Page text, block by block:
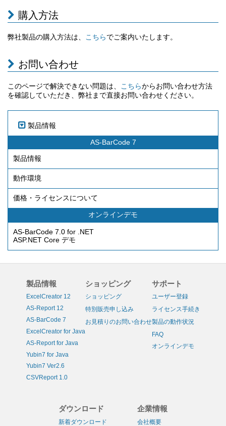
購入方法
弊社製品の購入方法は、 こちらでご案内いたします。
お問い合わせ
このページで解決できない問題は、 こちらからお問い合わせ方法
を確認していただき、弊社まで直接お問い合わせください。
製品情報
AS-BarCode 7
製品情報
動作環境
価格・ライセンスについて
オンラインデモ
AS-BarCode 7.0 for .NET
ASP.NET Core デモ
製品情報
ExcelCreator 12
AS-Report 12
AS-BarCode 7
ExcelCreator for Java
AS-Report for Java
Yubin7 for Java
Yubin7 Ver2.6
CSVReport 1.0
ショッピング
ショッピング
特別販売申し込み
お見積りのお問い合わせ
サポート
ユーザー登録
ライセンス手続き
製品の動作状況
FAQ
オンラインデモ
ダウンロード
新着ダウンロード
企業情報
会社概要